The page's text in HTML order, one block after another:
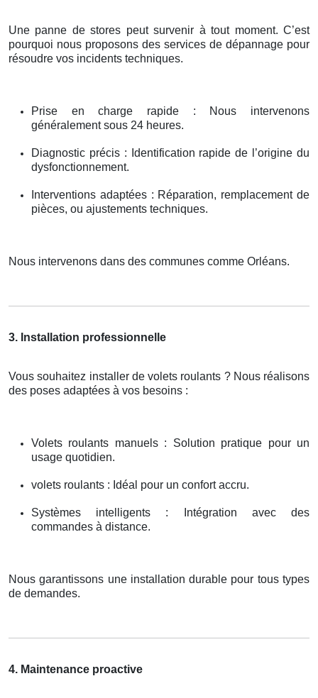
Une panne de stores peut survenir à tout moment. C’est
pourquoi nous proposons des services de dépannage pour
résoudre vos incidents techniques.
Prise en charge rapide : Nous intervenons
généralement sous 24 heures.
Diagnostic précis : Identification rapide de l’origine du
dysfonctionnement.
Interventions adaptées : Réparation, remplacement de
pièces, ou ajustements techniques.
Nous intervenons dans des communes comme Orléans.
3. Installation professionnelle
Vous souhaitez installer de volets roulants ? Nous réalisons
des poses adaptées à vos besoins :
Volets roulants manuels : Solution pratique pour un
usage quotidien.
volets roulants : Idéal pour un confort accru.
Systèmes intelligents : Intégration avec des
commandes à distance.
Nous garantissons une installation durable pour tous types
de demandes.
4. Maintenance proactive